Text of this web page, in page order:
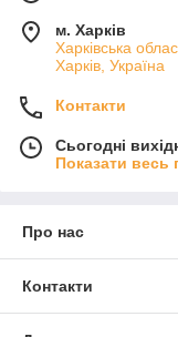
м. Харків
Харківська
Харків, Україна
Контакти
Сьогодні
Показати весь
Про нас
Контакти